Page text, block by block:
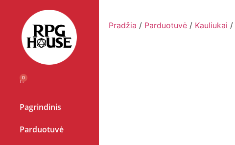
Pagrindinis
Parduotuvė
Pradžia / Parduotuvė/ Kauliukai /